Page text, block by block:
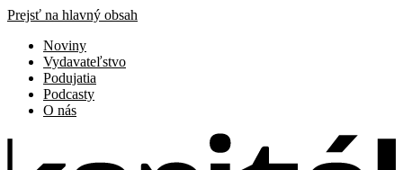
Prejsť na hlavný obsah
Noviny
Vydavateľstvo
Podujatia
Podcasty
O nás